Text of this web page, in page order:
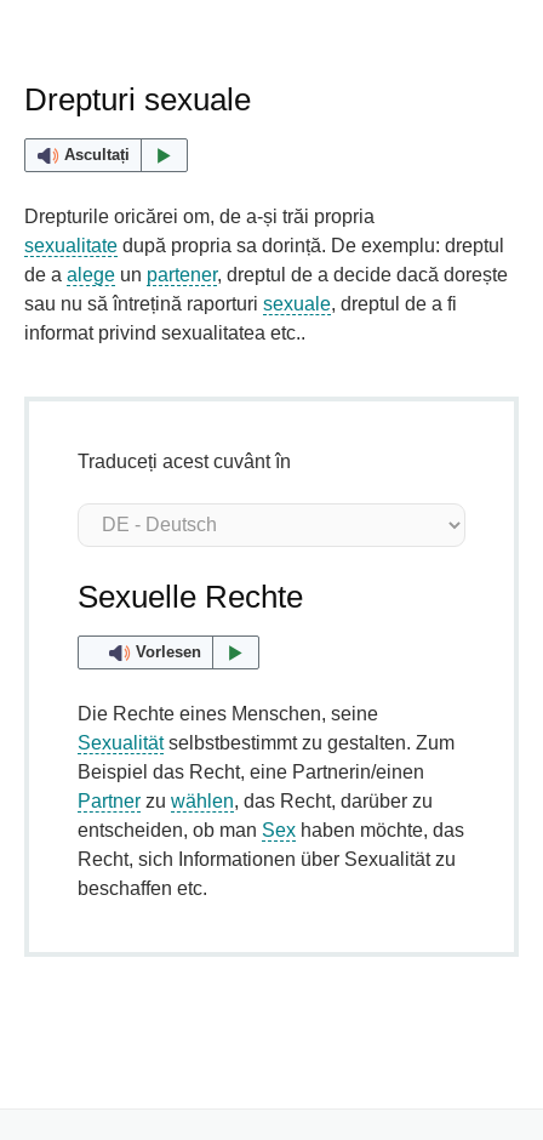
Drepturi sexuale
Ascultați
Drepturile oricărei om, de a-și trăi propria
sexualitate după propria sa dorință. De exemplu: dreptul
de a alege un partener, dreptul de a decide dacă dorește
sau nu să întrețină raporturi sexuale, dreptul de a fi
informat privind sexualitatea etc..
Traduceți acest cuvânt în
Sexuelle Rechte
Vorlesen
Die Rechte eines Menschen, seine
Sexualitätselbstbestimmt zu gestalten. Zum
Beispiel das Recht, eine Partnerin/einen
Partner zu wählen, das Recht, darüber zu
entscheiden, ob man Sex haben möchte, das
Recht, sich Informationen über Sexualität zu
beschaffen etc.